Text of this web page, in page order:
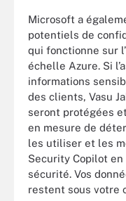
Microsoft a
potentiels de
qui fonctionne sur
échelle Azure. Si
informations
des clients, Vasu
seront protégées
en mesure de
les utiliser et les
Security Copilot
sécurité. Vos
restent sous votre